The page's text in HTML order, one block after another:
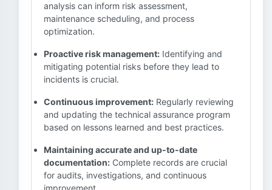
analysis can inform risk assessment,
maintenance scheduling, and process
optimization.
Proactive risk management: Identifying and
mitigating potential risks before they lead to
incidents is crucial.
Continuous improvement: Regularly reviewing
and updating the technical assurance program
based on lessons learned and best practices.
Maintaining accurate and up-to-date
documentation: Complete records are crucial
for audits, investigations, and continuous
improvement.